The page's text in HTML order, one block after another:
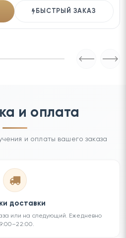
БЫСТРЫЙ ЗАКАЗ
и оплата
и оплаты вашего заказа
доставки
или на следующий. Ежедневно